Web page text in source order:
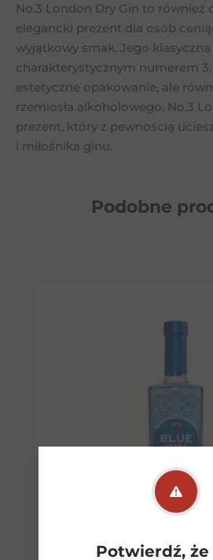
Potwierdź, że
No.3 London Dry Gin to również
elegancki prezent dla osób
wyjątkowy smak. Jego
charakterystycznym numerem
estetyczne opakowanie, ale
rzemiosła alkoholowego. No.3
prezent, który z pewnością
i miłośnika ginu.
Podobne